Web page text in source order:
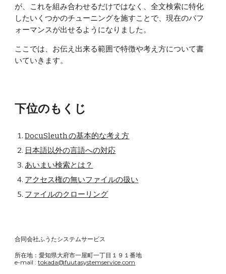
が、これを組み合わせるだけではなく、全文検索に特化
したいくつかのチューニングを施すことで、現在のパフ
ォーマンスが出せるようになりました。
ここでは、お伝え出来る範囲で特徴や考え方について書
いていきます。
下位のもくじ
DocuSleuth の基本的な考え方
日本語以外の言語への対応
あいまい検索とは？
アクセス権の無いファイルの扱い
ファイルのクローリング
合同会社ふうたシステムサービス
所在地：愛知県大府市一屋町一丁目１９１番地
e-mail :tokada@fuutasystemservice.com